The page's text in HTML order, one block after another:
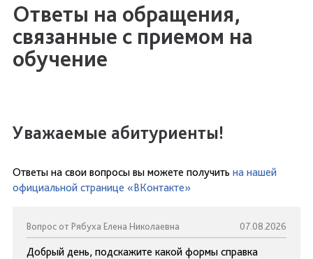
Ответы на обращения,
связанные с приемом на
обучение
Уважаемые абитуриенты!
Ответы на свои вопросы вы можете получить на нашей
официальной странице «ВКонтакте»
Вопрос от Рябуха Елена Николаевна 07.08.2026
Добрый день, подскажите какой формы справка